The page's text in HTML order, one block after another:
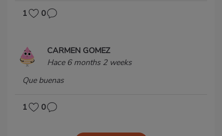
1 0
CARMEN GOMEZ
Hace 6 months 2 weeks
Que buenas
1 0